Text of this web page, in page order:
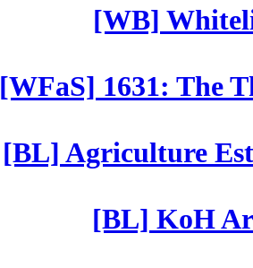
[WB]
[WFaS] 1631: The
[BL] Agriculture
[BL] KoH